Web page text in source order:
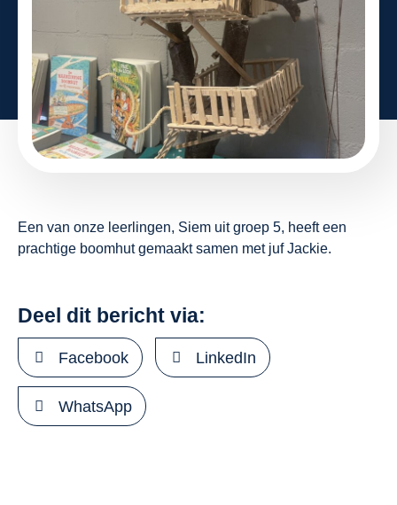
Een van onze leerlingen, Siem uit groep 5, heeft een
prachtige boomhut gemaakt samen met juf Jackie.
Deel dit bericht via:
Facebook LinkedIn
WhatsApp